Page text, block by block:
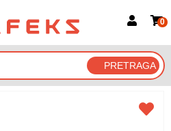
Prijavite se Google nalogom
0